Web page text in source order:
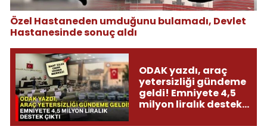
Özel Hastaneden umduğunu bulamadı, Devlet
Hastanesinde sonuç aldı
ODAK yazdı, araç
yetersizliği gündeme
geldi! Emniyete 4,5
milyon liralık destek